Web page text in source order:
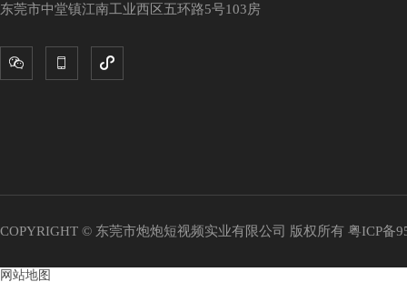
东莞市中堂镇江南工业西区五环路5号103房
  
COPYRIGHT © 东莞市炮炮短视频实业有限公司 版权所有 粤ICP备
网站地图